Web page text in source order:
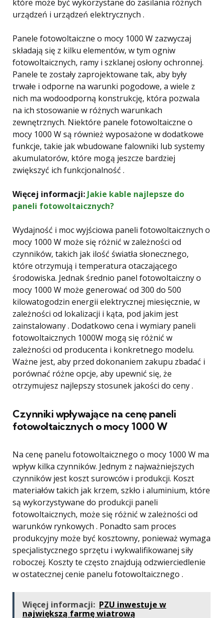
które może być wykorzystane do zasilania różnych
urządzeń i urządzeń elektrycznych .
Panele fotowoltaiczne o mocy 1000 W zazwyczaj
składają się z kilku elementów, w tym ogniw
fotowoltaicznych, ramy i szklanej osłony ochronnej.
Panele te zostały zaprojektowane tak, aby były
trwałe i odporne na warunki pogodowe, a wiele z
nich ma wodoodporną konstrukcję, która pozwala
na ich stosowanie w różnych warunkach
zewnętrznych. Niektóre panele fotowoltaiczne o
mocy 1000 W są również wyposażone w dodatkowe
funkcje, takie jak wbudowane falowniki lub systemy
akumulatorów, które mogą jeszcze bardziej
zwiększyć ich funkcjonalność .
Więcej informacji: Jakie kable najlepsze do
paneli fotowoltaicznych?
Wydajność i moc wyjściowa paneli fotowoltaicznych o
mocy 1000 W może się różnić w zależności od
czynników, takich jak ilość światła słonecznego,
które otrzymują i temperatura otaczającego
środowiska. Jednak średnio panel fotowoltaiczny o
mocy 1000 W może generować od 300 do 500
kilowatogodzin energii elektrycznej miesięcznie, w
zależności od lokalizacji i kąta, pod jakim jest
zainstalowany . Dodatkowo cena i wymiary paneli
fotowoltaicznych 1000W mogą się różnić w
zależności od producenta i konkretnego modelu.
Ważne jest, aby przed dokonaniem zakupu zbadać i
porównać różne opcje, aby upewnić się, że
otrzymujesz najlepszy stosunek jakości do ceny .
Czynniki wpływające na cenę paneli
fotowoltaicznych o mocy 1000 W
Na cenę panelu fotowoltaicznego o mocy 1000 W ma
wpływ kilka czynników. Jednym z najważniejszych
czynników jest koszt surowców i produkcji. Koszt
materiałów takich jak krzem, szkło i aluminium, które
są wykorzystywane do produkcji paneli
fotowoltaicznych, może się różnić w zależności od
warunków rynkowych . Ponadto sam proces
produkcyjny może być kosztowny, ponieważ wymaga
specjalistycznego sprzętu i wykwalifikowanej siły
roboczej. Koszty te często znajdują odzwierciedlenie
w ostatecznej cenie panelu fotowoltaicznego .
Więcej informacji: PZU inwestuje w
największą farmę wiatrową